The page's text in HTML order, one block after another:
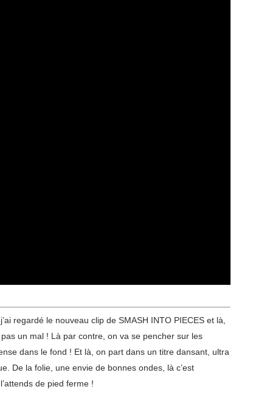
regardé le nouveau clip de SMASH INTO PIECES et là,
un mal ! Là par contre, on va se pencher sur les
dans le fond ! Et là, on part dans un titre dansant, ultra
De la folie, une envie de bonnes ondes, là c’est
de pied ferme !